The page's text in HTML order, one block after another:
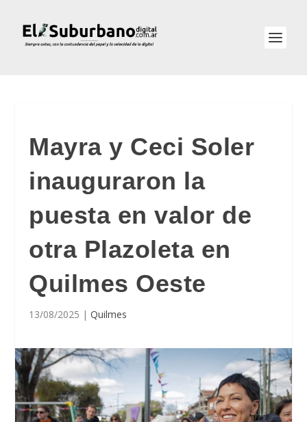
Mayra y Ceci Soler
inauguraron la
puesta en valor de
otra Plazoleta en
Quilmes Oeste
13/08/2025 |Quilmes